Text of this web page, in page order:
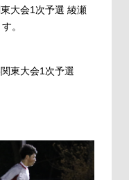
大会1次予選 綾瀬
。
東大会1次予選